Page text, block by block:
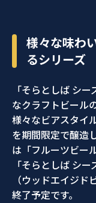
様々な味わ
るシリーズ
「そらとしば シ
なクラフトビール
様々なビアスタイ
を期間限定で醸造
は「フルーツビー
「そらとしば シ
（ウッドエイジ
終了予定です。